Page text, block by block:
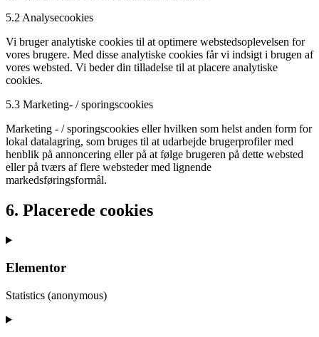
5.2 Analysecookies
Vi bruger analytiske cookies til at optimere webstedsoplevelsen for
vores brugere. Med disse analytiske cookies får vi indsigt i brugen af
​​vores websted. Vi beder din tilladelse til at placere analytiske
cookies.
5.3 Marketing- / sporingscookies
Marketing - / sporingscookies eller hvilken som helst anden form for
lokal datalagring, som bruges til at udarbejde brugerprofiler med
henblik på annoncering eller på at følge brugeren på dette websted
eller på tværs af flere websteder med lignende
markedsføringsformål.
6. Placerede cookies
Elementor
Statistics (anonymous)
Consent